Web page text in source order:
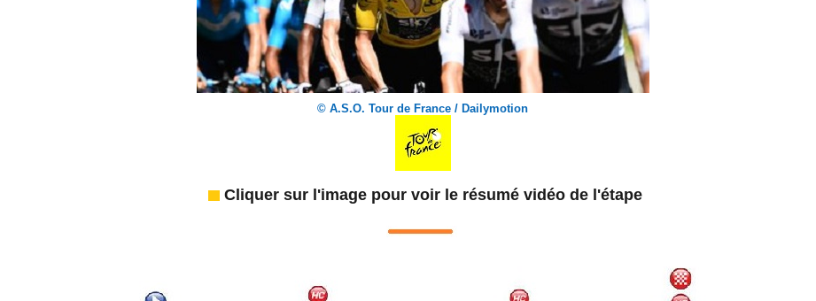
© A.S.O. Tour de France / Dailymotion
Cliquer sur l'image pour voir le résumé vidéo de l'étape